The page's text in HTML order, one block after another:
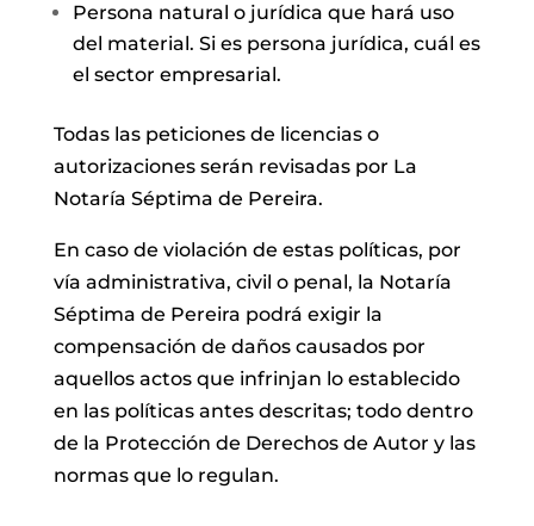
Persona natural o jurídica que hará uso
del material. Si es persona jurídica, cuál es
el sector empresarial.
Todas las peticiones de licencias o
autorizaciones serán revisadas por La
Notaría Séptima de Pereira.
En caso de violación de estas políticas, por
vía administrativa, civil o penal, la Notaría
Séptima de Pereira podrá exigir la
compensación de daños causados por
aquellos actos que infrinjan lo establecido
en las políticas antes descritas; todo dentro
de la Protección de Derechos de Autor y las
normas que lo regulan.